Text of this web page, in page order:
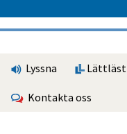
Lyssna Lättläst
Kontakta oss